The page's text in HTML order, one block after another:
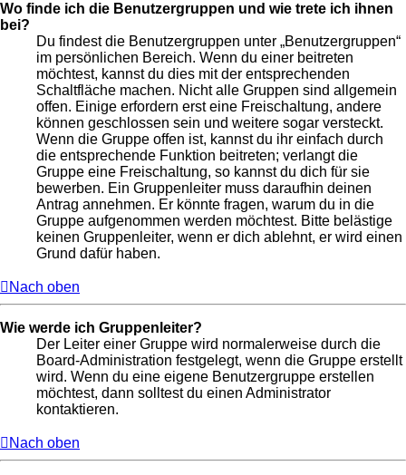
Wo finde ich die Benutzergruppen und wie trete ich ihnen
bei?
Du findest die Benutzergruppen unter „Benutzergruppen“
im persönlichen Bereich. Wenn du einer beitreten
möchtest, kannst du dies mit der entsprechenden
Schaltfläche machen. Nicht alle Gruppen sind allgemein
offen. Einige erfordern erst eine Freischaltung, andere
können geschlossen sein und weitere sogar versteckt.
Wenn die Gruppe offen ist, kannst du ihr einfach durch
die entsprechende Funktion beitreten; verlangt die
Gruppe eine Freischaltung, so kannst du dich für sie
bewerben. Ein Gruppenleiter muss daraufhin deinen
Antrag annehmen. Er könnte fragen, warum du in die
Gruppe aufgenommen werden möchtest. Bitte belästige
keinen Gruppenleiter, wenn er dich ablehnt, er wird einen
Grund dafür haben.
Nach oben
Wie werde ich Gruppenleiter?
Der Leiter einer Gruppe wird normalerweise durch die
Board-Administration festgelegt, wenn die Gruppe erstellt
wird. Wenn du eine eigene Benutzergruppe erstellen
möchtest, dann solltest du einen Administrator
kontaktieren.
Nach oben